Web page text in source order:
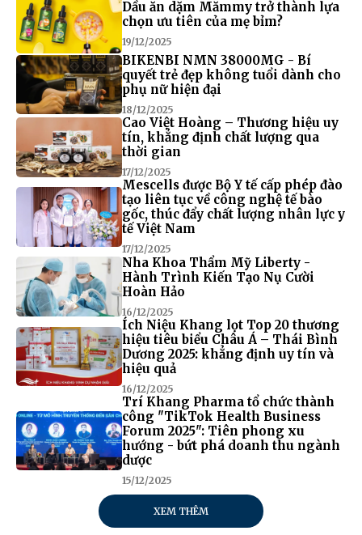
Dầu ăn dặm Mămmy trở thành lựa
chọn ưu tiên của mẹ bỉm?
19/12/2025
BIKENBI NMN 38000MG - Bí
quyết trẻ đẹp không tuổi dành cho
phụ nữ hiện đại
18/12/2025
Cao Việt Hoàng – Thương hiệu uy
tín, khẳng định chất lượng qua
thời gian
17/12/2025
Mescells được Bộ Y tế cấp phép đào
tạo liên tục về công nghệ tế bào
gốc, thúc đẩy chất lượng nhân lực y
tế Việt Nam
17/12/2025
Nha Khoa Thẩm Mỹ Liberty -
Hành Trình Kiến Tạo Nụ Cười
Hoàn Hảo
16/12/2025
Ích Niệu Khang lọt Top 20 thương
hiệu tiêu biểu Châu Á – Thái Bình
Dương 2025: khẳng định uy tín và
hiệu quả
16/12/2025
Trí Khang Pharma tổ chức thành
công "TikTok Health Business
Forum 2025": Tiên phong xu
hướng - bứt phá doanh thu ngành
dược
15/12/2025
XEM THÊM